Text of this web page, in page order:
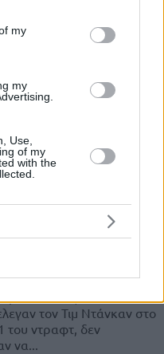
in below Google
my
my
Use,
of my
with the
αναμέτρηση
Λέικερς και τους
γλέντησαν (και)
ας τους σταματήσει
τον Στεφ Κάρι να
οι Ουόριορς...
τον Τιμ Ντάνκαν στο
του ντραφτ, δεν
να...